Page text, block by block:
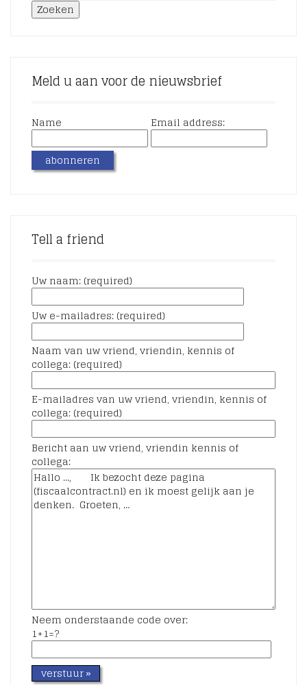
Zoeken
Meld u aan voor de nieuwsbrief
Name Email address:
Tell a friend
Uw naam: (required)
Uw e-mailadres: (required)
Naam van uw vriend, vriendin, kennis of
collega: (required)
E-mailadres van uw vriend, vriendin, kennis of
collega: (required)
Bericht aan uw vriend, vriendin kennis of
collega:
Neem onderstaande code over:
1+1=?